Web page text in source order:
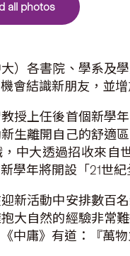
）各書院、學系及
會結識新朋友，並
授上任後首個新學
生離開自己的舒適
中大透過招收來自
學年將開設「21世
新活動中安排數百
大自然的經驗非常
中庸》有道：『萬